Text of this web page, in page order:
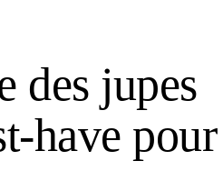
des jupes
have pour